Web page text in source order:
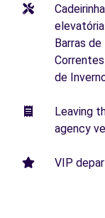
Barras
de
Leaving
agency
VIP